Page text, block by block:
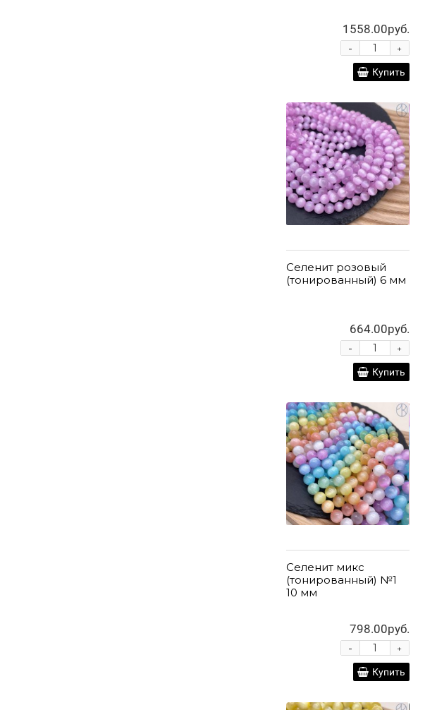
1558.00руб.
+
-
Купить
Селенит розовый
(тонированный) 6 мм
664.00руб.
+
-
Купить
Селенит микс
(тонированный) №1
10 мм
798.00руб.
+
-
Купить